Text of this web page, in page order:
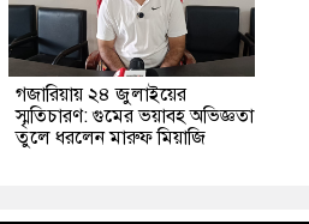
গজারিয়ায় ২৪ জুলাইয়ের
স্মৃতিচারণ: গুমের ভয়াবহ অভিজ্ঞতা
তুলে ধরলেন মারুফ মিয়াজি